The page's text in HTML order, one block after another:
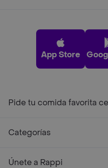
App Store
Pide tu comida favorita
Categorías
Únete a Rappi